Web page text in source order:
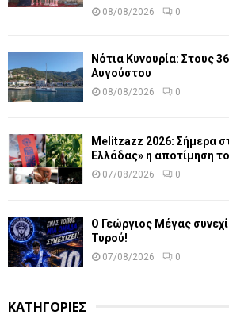
08/08/2026 0
Νότια Κυνουρία: Στους
Αυγούστου
08/08/2026 0
Melitzazz 2026: Σήμερα
Ελλάδας» η αποτίμηση
07/08/2026 0
Ο Γεώργιος Μέγας
Τυρού!
07/08/2026 0
ΚΑΤΗΓΟΡΙΕΣ